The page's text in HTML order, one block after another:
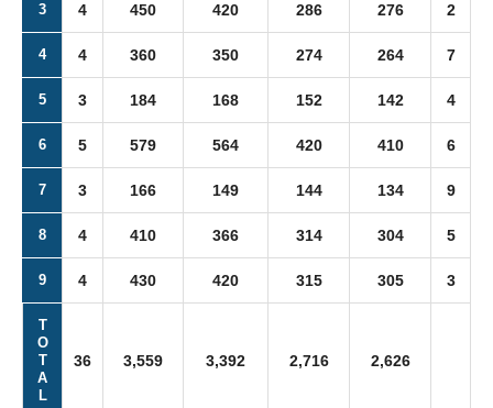
3 4 450 420 286 276 2
4 4 360 350 274 264 7
5 3 184 168 152 142 4
6 5 579 564 420 410 6
7 3 166 149 144 134 9
8 4 410 366 314 304 5
9 4 430 420 315 305 3
T
O
T
A
L
36 3,559 3,392 2,716 2,626